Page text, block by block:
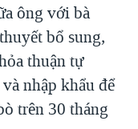
ông với bà
bổ sung,
thuận tự
nhập khẩu để
trên 30 tháng